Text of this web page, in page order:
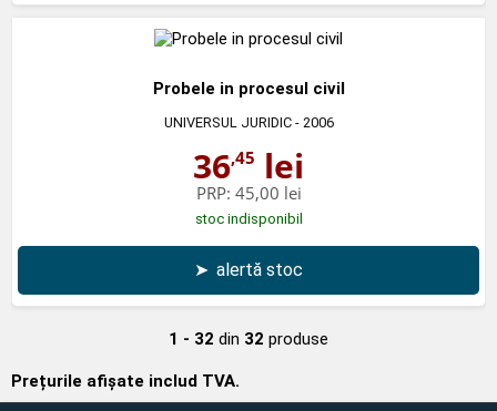
Probele in procesul civil
UNIVERSUL JURIDIC- 2006
36,45 lei
PRP: 45,00 lei
stoc indisponibil
➤ alertă stoc
1 - 32 din 32 produse
Prețurile afișate includ TVA.